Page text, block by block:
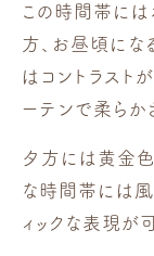
この時間帯には
方、お昼頃にな
はコントラスト
ーテンで柔らか
夕方には黄金色
な時間帯には
ィックな表現が